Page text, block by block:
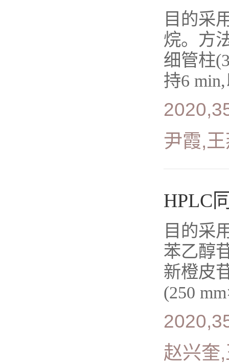
目的采
烷。方
细管柱
持6
尹霞,
HPLC
目的采
苯乙醇
新橙皮
(250
赵兴奎